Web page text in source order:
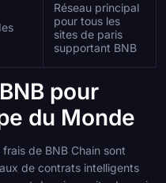
Réseau principal
pour tous les
sites de paris
supportant BNB
pour
du Monde
frais de BNB Chain sont
de contrats intelligents